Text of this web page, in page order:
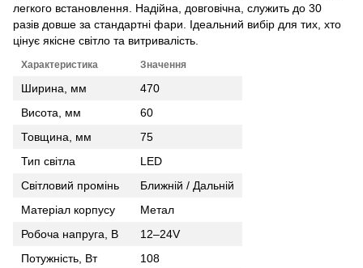
легкого встановлення. Надійна, довговічна, служить до 30
разів довше за стандартні фари. Ідеальний вибір для тих, хто
цінує якісне світло та витривалість.
Характеристика Значення
Ширина, мм
470
Висота, мм
60
Товщина, мм
75
Тип світла
LED
Світловий промінь
Ближній / Дальній
Матеріал корпусу
Метал
Робоча напруга, В
12–24V
Потужність, Вт
108